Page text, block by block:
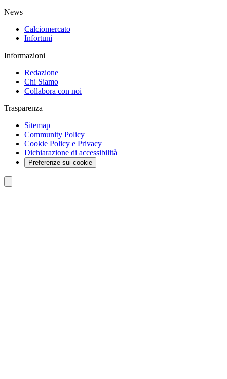
News
Calciomercato
Infortuni
Informazioni
Redazione
Chi Siamo
Collabora con noi
Trasparenza
Sitemap
Community Policy
Cookie Policy e Privacy
Dichiarazione di accessibilità
Preferenze sui cookie